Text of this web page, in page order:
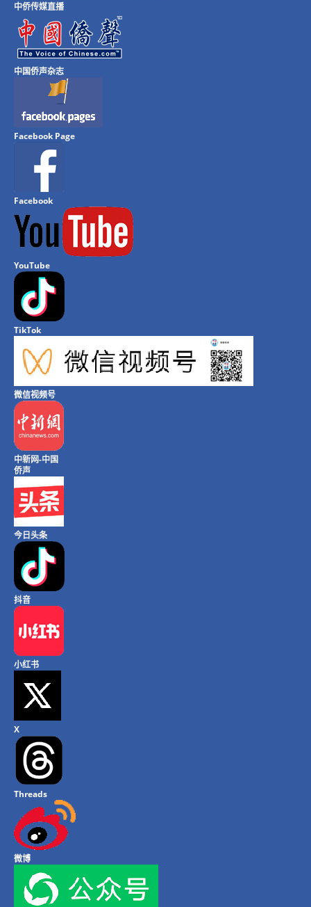
中侨传媒直播
中国侨声杂志
Facebook Page
Facebook
YouTube
TikTok
微信视频号
中新网-中国
侨声
今日头条
抖音
小红书
X
Threads
微博